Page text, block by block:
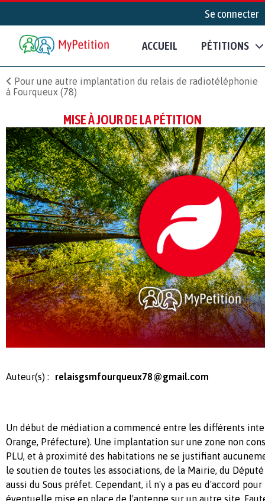
Se connecter
ACCUEIL PÉTITIONS
Pour une autre implantation du relais de radiotéléphonie
à Fourqueux (78)
MISE À JOUR DE LA PÉTITION
Auteur(s) : relaisgsmfourqueux78@gmail.com
Un début de médiation a commencé entre les différents
Orange, Préfecture). Une implantation sur une zone non
PLU, et à proximité des habitations ne se justifiant
le soutien de toutes les associations, de la Mairie, du
aussi du Sous préfet. Cependant, il n'y a pas eu d'accord
éventuelle mise en place de l'antenne sur un autre site.